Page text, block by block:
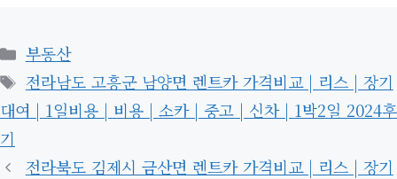
카
테
고
리
부동산
태
그
전라남도 고흥군 남양면 렌트카 가격비교 | 리스 | 장기
대여 | 1일비용 | 비용 | 소카 | 중고 | 신차 | 1박2일 2024후
기
전라북도 김제시 금산면 렌트카 가격비교 | 리스 | 장기